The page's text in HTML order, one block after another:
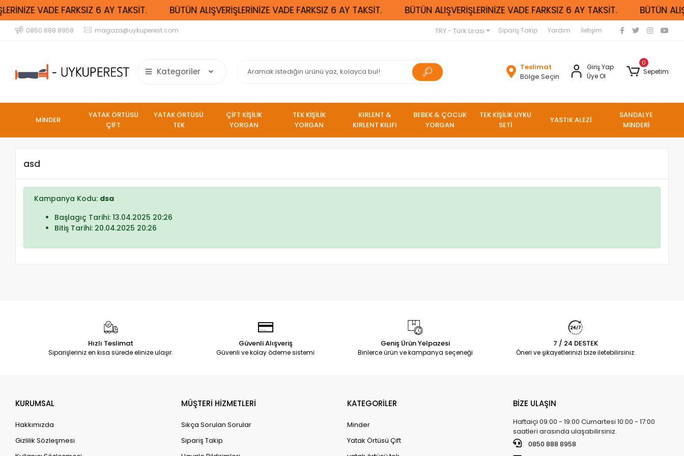
VADE FARKSIZ 6 AY TAKSİT. BÜTÜN ALIŞVERİŞLERİNİZE VADE FARKSIZ 6 AY TAKSİT. BÜTÜN ALIŞVERİŞLERİNİZE VADE FARKSIZ 6 AY TAKSİT. BÜTÜN
0850 888 8958 magaza@uykuperest.com TRY - Türk Lirası Sipariş Takip Yardım İletişim
Kategoriler
Teslimat
Bölge Seçin
Giriş Yap
Üye Ol
0
Sepetim
MİNDER
YATAK ÖRTÜSÜ
ÇİFT
YATAK ÖRTÜSÜ
TEK
ÇİFT KİŞİLİK
YORGAN
TEK KİŞİLİK
YORGAN
KIRLENT &
KIRLENT KILIFI
BEBEK & ÇOCUK
YORGAN
TEK KİŞİLİK UYKU
SETİ
YASTIK ALEZİ
SANDALYE
MİNDERİ
asd
Kampanya Kodu: dsa
Başlagıç Tarihi: 13.04.2025 20:26
Bitiş Tarihi: 20.04.2025 20:26
Hızlı Teslimat
Siparişleriniz en kısa sürede elinize ulaşır.
Güvenli Alışveriş
Güvenli ve kolay ödeme sistemi
Geniş Ürün Yelpazesi
Binlerce ürün ve kampanya seçeneği
7 / 24 DESTEK
Öneri ve şikayetlerinizi bize iletebilirsiniz.
KURUMSAL
Hakkımızda
Gizlilik Sözleşmesi
MÜŞTERİ HİZMETLERİ
Sıkça Sorulan Sorular
Sipariş Takip
KATEGORİLER
Minder
Yatak Örtüsü Çift
BİZE ULAŞIN
Haftaiçi 09:00 - 19:00 Cumartesi 10:00 - 17:00
saatleri arasında ulaşabilirsiniz.
0850 888 8958